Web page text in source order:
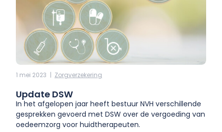
1 mei 2023 | Zorgverzekering
Update DSW
In het afgelopen jaar heeft bestuur NVH verschillende
gesprekken gevoerd met DSW over de vergoeding van
oedeemzorg voor huidtherapeuten.